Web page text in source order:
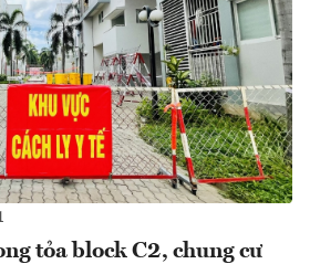
tỏa block C2, chung cư